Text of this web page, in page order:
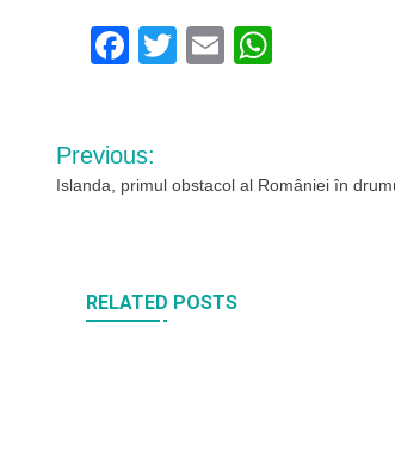
Facebook
TwitterEmail
Navigare
în
Previous:
Islanda, primul obstacol al României în
RELATED POSTS